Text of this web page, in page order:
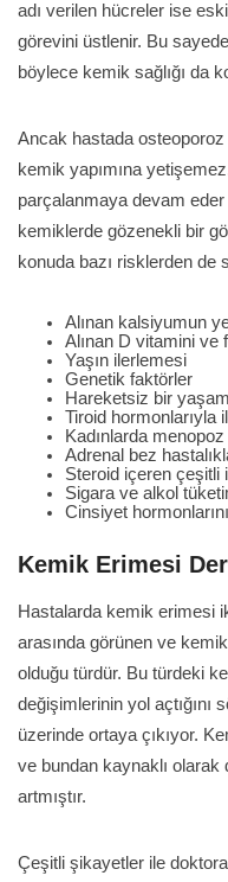
adı verilen hücreler ise
görevini üstlenir. Bu
böylece kemik sağlığı da
Ancak hastada
kemik yapımına
parçalanmaya devam
kemiklerde gözenekli bir
konuda bazı risklerden de
Alınan kalsiyumun
Alınan D vitamini ve
Yaşın ilerlemesi
Genetik faktörler
Hareketsiz bir
Tiroid hormonlarıyla
Kadınlarda
Adrenal bez
Steroid içeren çeşitli
Sigara ve alkol
Cinsiyet
Kemik Erimesi
Hastalarda kemik erimesi
arasında görünen ve
olduğu türdür. Bu türdeki
değişimlerinin yol açtığını
üzerinde ortaya çıkıyor.
ve bundan kaynaklı olarak
artmıştır.
Çeşitli şikayetler ile